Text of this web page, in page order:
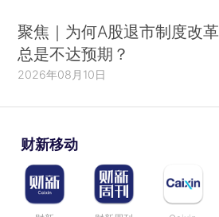
聚焦｜为何A股退市制度改革
总是不达预期？
2026年08月10日
财新移动